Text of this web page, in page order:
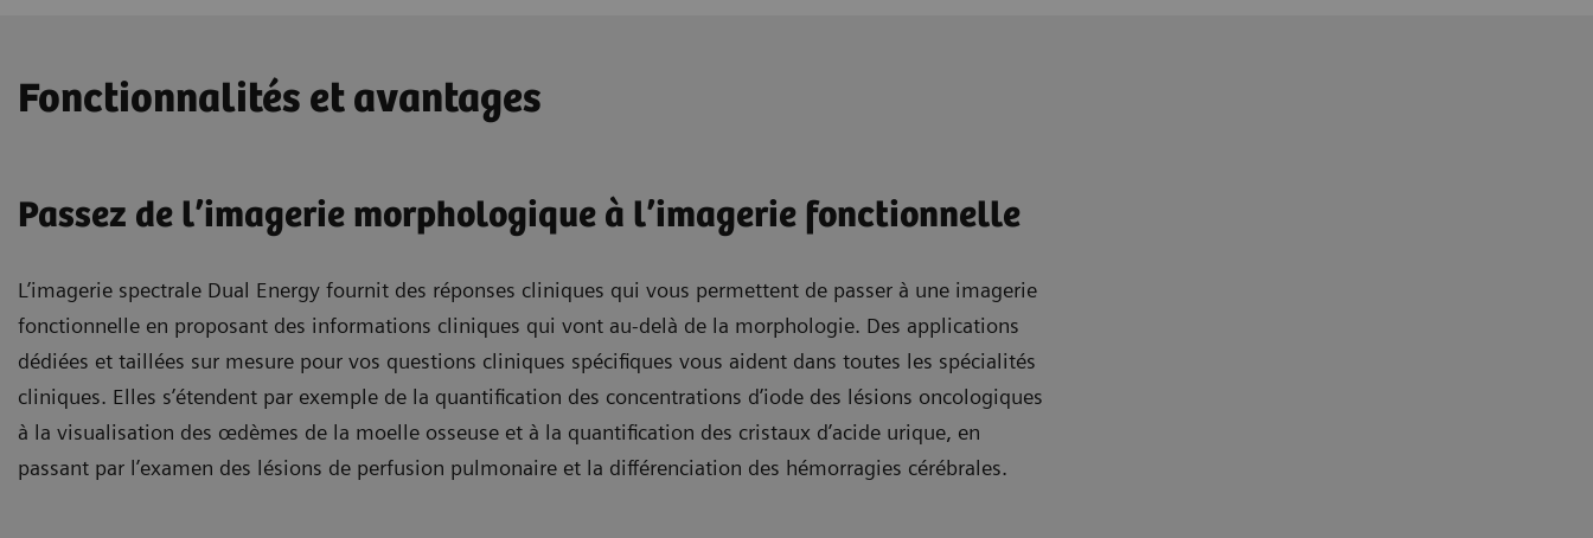
Fonctionnalités et avantages
Passez de l’imagerie morphologique à l’imagerie fonctionnelle
L’imagerie spectrale Dual Energy fournit des réponses cliniques qui vous permettent de passer à une imagerie
fonctionnelle en proposant des informations cliniques qui vont au-delà de la morphologie. Des applications
dédiées et taillées sur mesure pour vos questions cliniques spécifiques vous aident dans toutes les spécialités
cliniques. Elles s’étendent par exemple de la quantification des concentrations d’iode des lésions oncologiques
à la visualisation des œdèmes de la moelle osseuse et à la quantification des cristaux d’acide urique, en
passant par l’examen des lésions de perfusion pulmonaire et la différenciation des hémorragies cérébrales.